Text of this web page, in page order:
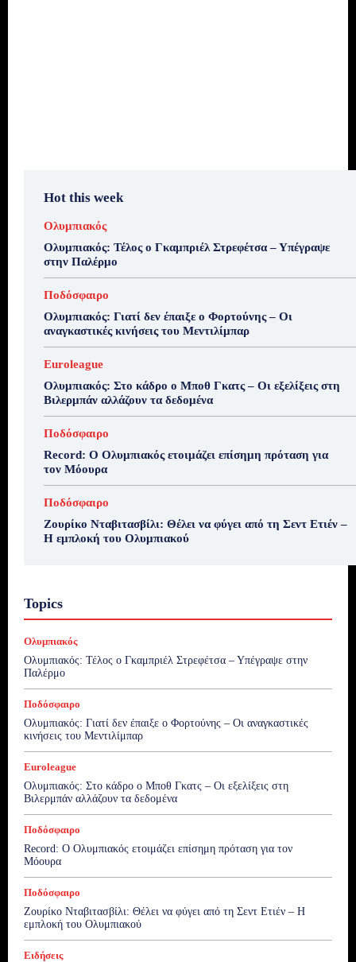
Hot this week
Ολυμπιακός
Ολυμπιακός: Τέλος ο Γκαμπριέλ Στρεφέτσα – Υπέγραψε
στην Παλέρμο
Ποδόσφαιρο
Ολυμπιακός: Γιατί δεν έπαιξε ο Φορτούνης – Οι
αναγκαστικές κινήσεις του Μεντιλίμπαρ
Euroleague
Ολυμπιακός: Στο κάδρο ο Μποθ Γκατς – Οι εξελίξεις στη
Βιλερμπάν αλλάζουν τα δεδομένα
Ποδόσφαιρο
Record: Ο Ολυμπιακός ετοιμάζει επίσημη πρόταση για
τον Μόουρα
Ποδόσφαιρο
Ζουρίκο Νταβιτασβίλι: Θέλει να φύγει από τη Σεντ Ετιέν –
Η εμπλοκή του Ολυμπιακού
Topics
Ολυμπιακός
Ολυμπιακός: Τέλος ο Γκαμπριέλ Στρεφέτσα – Υπέγραψε στην
Παλέρμο
Ποδόσφαιρο
Ολυμπιακός: Γιατί δεν έπαιξε ο Φορτούνης – Οι αναγκαστικές
κινήσεις του Μεντιλίμπαρ
Euroleague
Ολυμπιακός: Στο κάδρο ο Μποθ Γκατς – Οι εξελίξεις στη
Βιλερμπάν αλλάζουν τα δεδομένα
Ποδόσφαιρο
Record: Ο Ολυμπιακός ετοιμάζει επίσημη πρόταση για τον
Μόουρα
Ποδόσφαιρο
Ζουρίκο Νταβιτασβίλι: Θέλει να φύγει από τη Σεντ Ετιέν – Η
εμπλοκή του Ολυμπιακού
Ειδήσεις